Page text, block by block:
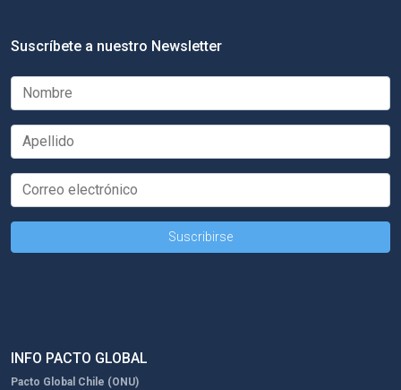
Suscríbete a nuestro Newsletter
INFO PACTO GLOBAL
Pacto Global Chile (ONU)